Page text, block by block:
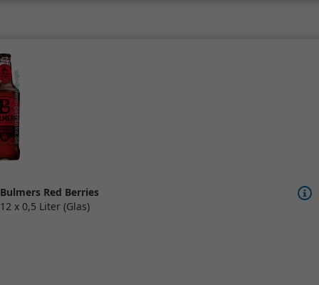
Bulmers Red Berries
12 x 0,5 Liter (Glas)